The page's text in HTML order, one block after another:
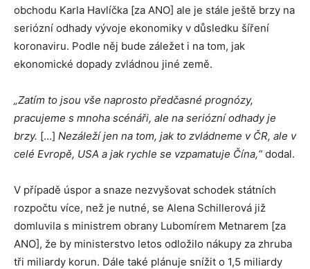
obchodu Karla Havlíčka [za ANO] ale je stále ještě brzy na
seriózní odhady vývoje ekonomiky v důsledku šíření
koronaviru. Podle něj bude záležet i na tom, jak
ekonomické dopady zvládnou jiné země.
„Zatím to jsou vše naprosto předčasné prognózy,
pracujeme s mnoha scénáři, ale na seriózní odhady je
brzy. […] Nezáleží jen na tom, jak to zvládneme v ČR, ale v
celé Evropě, USA a jak rychle se vzpamatuje Čína,“dodal.
V případě úspor a snaze nezvyšovat schodek státních
rozpočtu více, než je nutné, se Alena Schillerová již
domluvila s ministrem obrany Lubomírem Metnarem [za
ANO], že by ministerstvo letos odložilo nákupy za zhruba
tři miliardy korun. Dále také plánuje snížit o 1,5 miliardy